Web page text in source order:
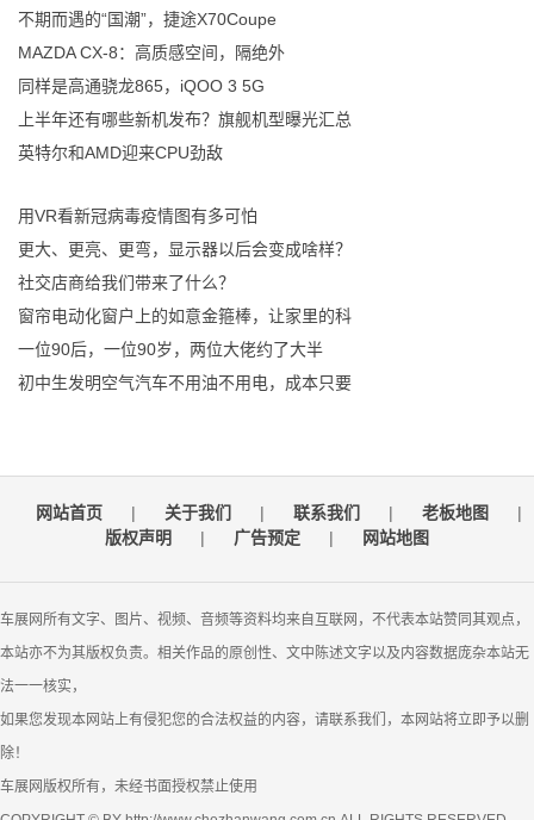
不期而遇的“国潮”，捷途X70Coupe
MAZDA CX-8：高质感空间，隔绝外
同样是高通骁龙865，iQOO 3 5G
上半年还有哪些新机发布？旗舰机型曝光汇总
英特尔和AMD迎来CPU劲敌
用VR看新冠病毒疫情图有多可怕
更大、更亮、更弯，显示器以后会变成啥样？
社交店商给我们带来了什么？
窗帘电动化窗户上的如意金箍棒，让家里的科
一位90后，一位90岁，两位大佬约了大半
初中生发明空气汽车不用油不用电，成本只要
网站首页 | 关于我们 | 联系我们 | 老板地图
|
版权声明
| 广告预定 | 网站地图
车展网所有文字、图片、视频、音频等资料均来自互联网，不代表本站赞同其观点，
本站亦不为其版权负责。相关作品的原创性、文中陈述文字以及内容数据庞杂本站无
法一一核实，
如果您发现本网站上有侵犯您的合法权益的内容，请联系我们，本网站将立即予以删
除！
车展网版权所有，未经书面授权禁止使用